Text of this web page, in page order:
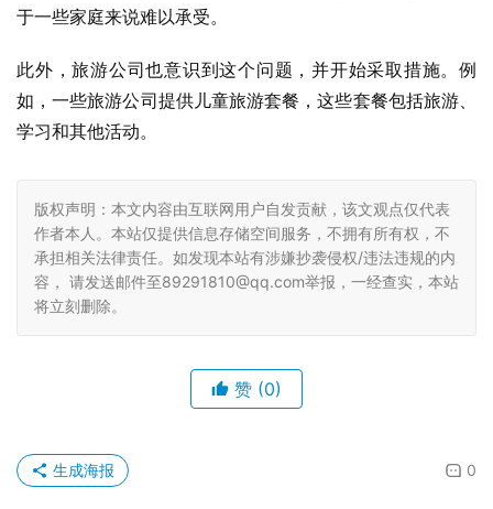
于一些家庭来说难以承受。
此外，旅游公司也意识到这个问题，并开始采取措施。例
如，一些旅游公司提供儿童旅游套餐，这些套餐包括旅游、
学习和其他活动。
版权声明：本文内容由互联网用户自发贡献，该文观点仅代表
作者本人。本站仅提供信息存储空间服务，不拥有所有权，不
承担相关法律责任。如发现本站有涉嫌抄袭侵权/违法违规的内
容， 请发送邮件至89291810@qq.com举报，一经查实，本站
将立刻删除。
赞 (0)
0
生成海报